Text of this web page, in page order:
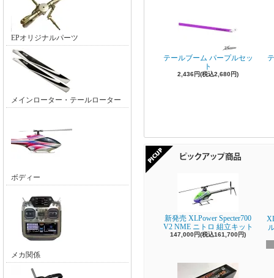
EPオリジナルパーツ
メインローター・テールローター
ボディー
メカ関係
テールブーム パープルセッ
ト
2,436円(税込2,680円)
新発売 XLPower Specter700
V2 NME ニトロ 組立キット
147,000円(税込161,700円)